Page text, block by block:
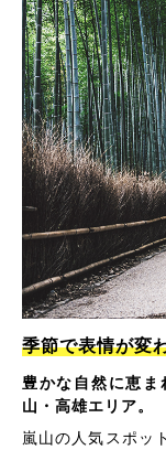
季節で表情が変
豊かな自然に恵
山・高雄エリア。
嵐山の人気スポッ